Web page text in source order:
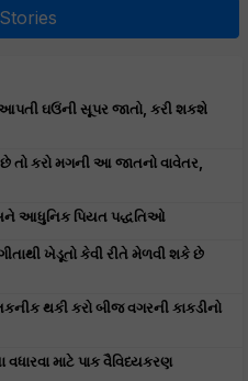
આપતી ઘઉંની સૂપર જાતો, કરી શકશે
તો કરો મગની આ જાતનો વાવેતર,
અને આધુનિક પિયત પદ્ધતિઓ
ખેડૂતો કેવી રીતે મેળવી શકે છે
થકી કરો બીજ વગરની કાકડીનો
વધારવા માટે પાક વૈવિધ્યકરણ